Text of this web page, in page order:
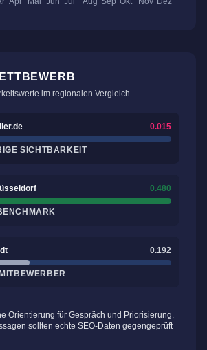
im regionalen Vergleich
0.015
SICHTBARKEIT
0.480
0.192
Orientierung für Gespräch und Priorisierung.
sollten echte SEO-Daten gegengeprüft